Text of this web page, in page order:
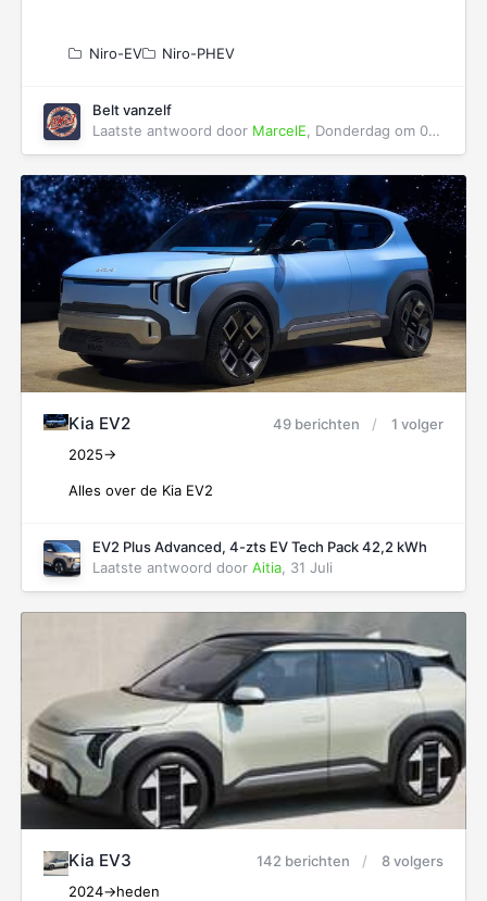
Niro-EV Niro-PHEV
Belt vanzelf
Laatste antwoord door MarcelE Donderdag om 07:06
Kia EV2 49 berichten
1 volger
2025->
Alles over de Kia EV2
EV2 Plus Advanced, 4-zts EV Tech Pack 42,2 kWh
Laatste antwoord door Aitia 31 Juli
Kia EV3 142 berichten
8 volgers
2024->heden